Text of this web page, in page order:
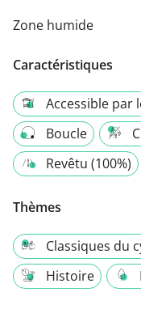
Zone humide
Caractéristiques
Accessible par
Boucle
Revêtu (100%)
Thèmes
Classiques du
Histoire